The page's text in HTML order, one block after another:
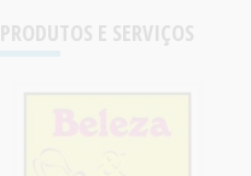
PRODUTOS E SERVIÇOS